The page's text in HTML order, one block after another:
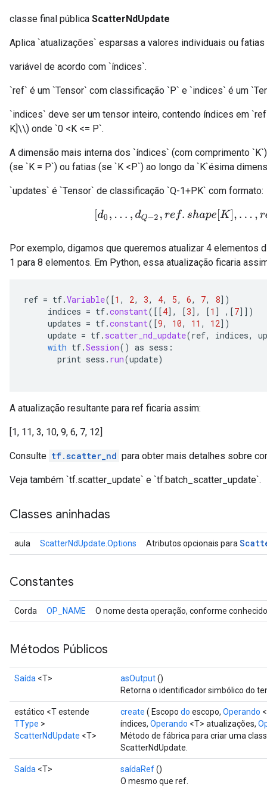
classe final pública ScatterNdUpdate
Aplica `atualizações` esparsas a valores individuais ou
variável de acordo com `índices`.
`ref` é um `Tensor` com classificação `P` e `indices` é um
`indices` deve ser um tensor inteiro, contendo índices em
K]\\) onde `0 <K <= P`.
A dimensão mais interna dos `índices` (com comprimento
(se `K = P`) ou fatias (se `K <P`) ao longo da `K`ésima
`updates` é `Tensor` de classificação `Q-1+PK` com formato:
[d0,... ,dQ−2, ref.shap e[K ], .. r e f. s
Por exemplo, digamos que queremos atualizar 4 elementos
1 para 8 elementos. Em Python, essa atualização ficaria
ref = tf.Variable( [1 , 2, 3, 4, 5, 6, 7, 8] )
indices = tf.constant( [[4] , [3] , [1 ] , [7]] )
updates = tf.constant( [9, 10, 11 , 12] )
update = tf. scatter_nd_update(ref, indices,
with tf.Session() as sess :
print sess . run(update)
A atualização resultante para ref ficaria assim:
[1, 11, 3, 10, 9, 6, 7, 12]
Consulte tf.scatter_nd para obter mais detalhes sobre
Veja também `tf.scatter_update` e `tf.batch_scatter_update`.
Classes aninhadas
aula ScatterNdUpdate.Options Atributos opcionais para
Constantes
Corda OP_NAME O nome desta operação, conforme
Métodos Públicos
Saída <T> asOutput()
Retorna o identificador simbólico do
estático <T estende
TType >
ScatterNdUpdate <T>
create ( Escopo do escopo, Operando
índices, Operando <T> atualizações,
Método de fábrica para criar uma
ScatterNdUpdate.
Saída <T> saídaRef()
O mesmo que ref.